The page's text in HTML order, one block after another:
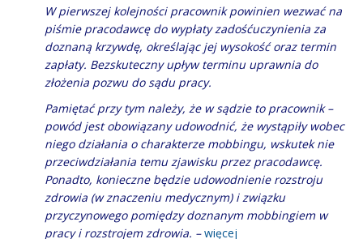
W pierwszej kolejności pracownik powinien wezwać na
piśmie pracodawcę do wypłaty zadośćuczynienia za
doznaną krzywdę, określając jej wysokość oraz termin
zapłaty. Bezskuteczny upływ terminu uprawnia do
złożenia pozwu do sądu pracy.
Pamiętać przy tym należy, że w sądzie to pracownik –
powód jest obowiązany udowodnić, że wystąpiły wobec
niego działania o charakterze mobbingu, wskutek nie
przeciwdziałania temu zjawisku przez pracodawcę.
Ponadto, konieczne będzie udowodnienie rozstroju
zdrowia (w znaczeniu medycznym) i związku
przyczynowego pomiędzy doznanym mobbingiem w
pracy i rozstrojem zdrowia. –więcej